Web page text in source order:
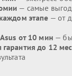
— самые
этапе — от
от 10 мин —
до 12